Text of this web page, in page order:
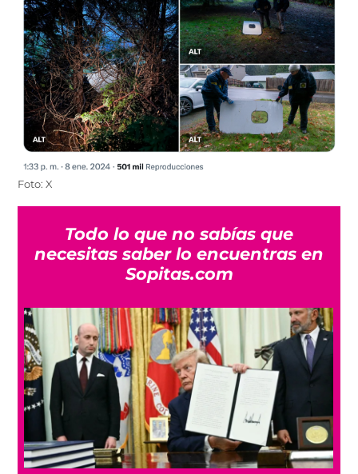
Foto: X
Todo lo que no sabías que
necesitas saber lo encuentras en
Sopitas.com